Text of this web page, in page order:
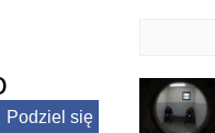
Podziel się